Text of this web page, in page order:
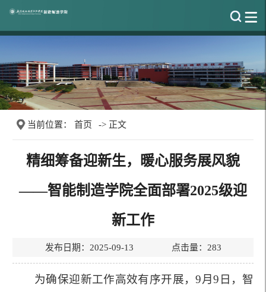
当前位置： 首页 -> 正文
精细筹备迎新生，暖心服务展风貌
——智能制造学院全面部署2025级迎
新工作
发布日期：2025-09-13 点击量： 283
为确保迎新工作高效有序开展，9月9日，智